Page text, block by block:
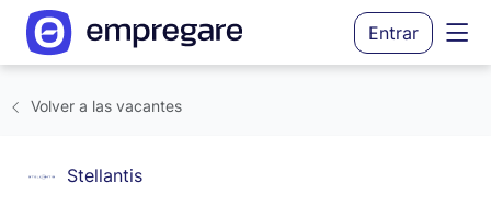
Entrar
Volver a las vacantes
Stellantis